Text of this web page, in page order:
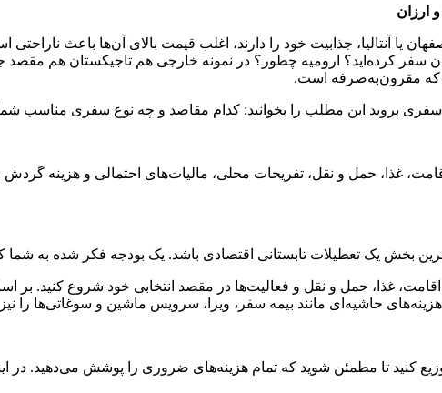
ارزان
یا آنتالیا، جذابیت خود را دارند، اغلب قیمت بالای آن‌ها باعث
سفر کرده‌اید؟ ارومیه چطور؟ در نمونه خارجی هم تاجیکستان هم
که مقرون‌به‌صرفه است.
بروید این مطلب را بخوانید: کدام مقاصد و چه نوع سفری مناسب
غذا، حمل و نقل، تفریحات محلی، مالیات‌های احتمالی و هزینه
بخش یک تعطیلات تابستانی اقتصادی باشد. یک بودجه فکر شده به
اقامت، غذا، حمل و نقل و فعالیت‌ها در مقصد انتخابی خود شروع کنید. بر
حاشیه‌ای مانند بیمه سفر، ویزا، سرویس ماشین و سوغاتی‌ها را
کنید تا مطمئن شوید که تمام هزینه‌های ضروری را پوشش می‌دهید.